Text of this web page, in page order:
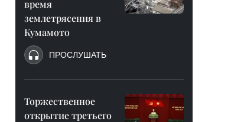
время
землетрясения в
Кумамото
ПРОСЛУШАТЬ
Торжественное
открытие третьего